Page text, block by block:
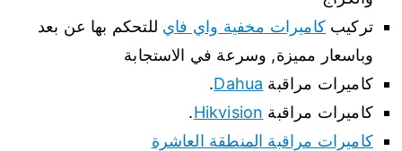
تركيبكاميرات مخفية واي فاي للتحكم بها عن بعد
وباسعار مميزة, وسرعة في الاستجابة
كاميرات مراقبة Dahua
.
كاميرات مراقبة Hikvision
.
كاميرات مراقبة المنطقة العاشرة